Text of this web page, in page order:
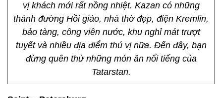
vị khách mới rất nồng nhiệt. Kazan có những
thánh đường Hồi giáo, nhà thờ đẹp, điện Kremlin,
bảo tàng, công viên nước, khu nghỉ mát trượt
tuyết và nhiều địa điểm thú vị nữa. Đến đây, bạn
đừng quên thử những món ăn nổi tiếng của
Tatarstan.